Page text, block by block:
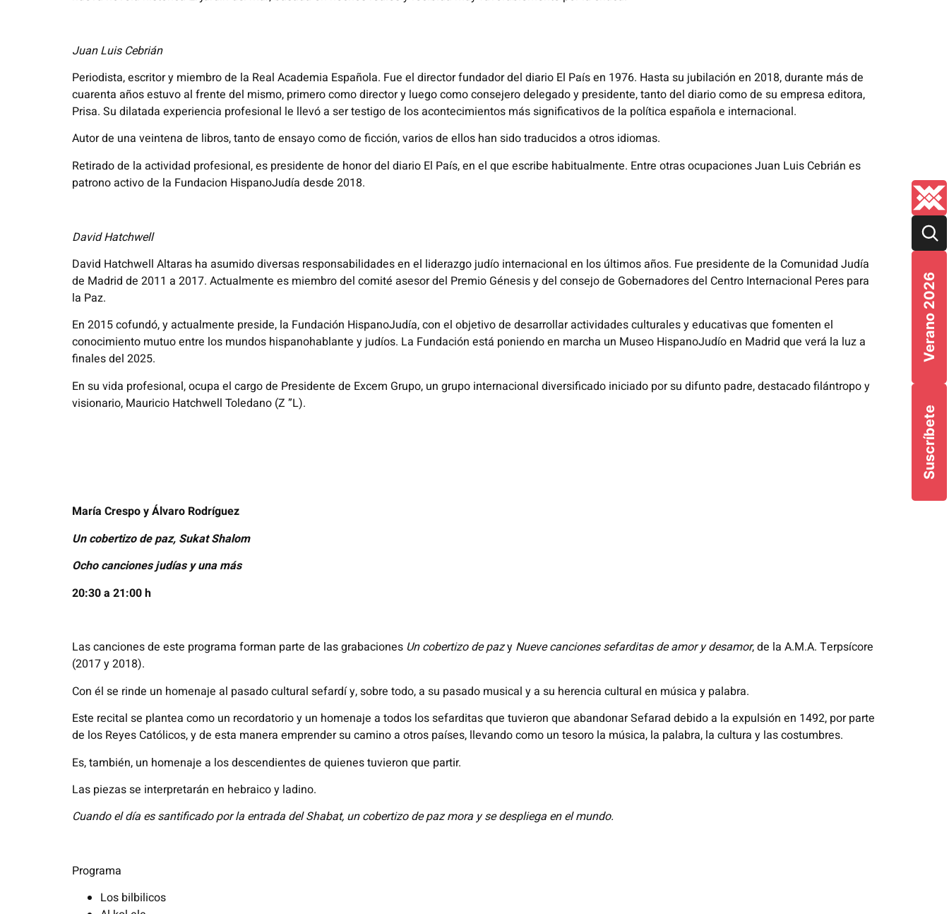
Suscríbete
Verano 2026
Juan Luis Cebrián
Periodista, escritor y miembro de la Real Academia Española. Fue el director fundador del diario El País en 1976. Hasta su jubilación en 2018, durante más de
cuarenta años estuvo al frente del mismo, primero como director y luego como consejero delegado y presidente, tanto del diario como de su empresa editora,
Prisa. Su dilatada experiencia profesional le llevó a ser testigo de los acontecimientos más significativos de la política española e internacional.
Autor de una veintena de libros, tanto de ensayo como de ficción, varios de ellos han sido traducidos a otros idiomas.
Retirado de la actividad profesional, es presidente de honor del diario El País, en el que escribe habitualmente. Entre otras ocupaciones Juan Luis Cebrián es
patrono activo de la Fundacion HispanoJudía desde 2018.
David Hatchwell
David Hatchwell Altaras ha asumido diversas responsabilidades en el liderazgo judío internacional en los últimos años. Fue presidente de la Comunidad Judía
de Madrid de 2011 a 2017. Actualmente es miembro del comité asesor del Premio Génesis y del consejo de Gobernadores del Centro Internacional Peres para
la Paz.
En 2015 cofundó, y actualmente preside, la Fundación HispanoJudía, con el objetivo de desarrollar actividades culturales y educativas que fomenten el
conocimiento mutuo entre los mundos hispanohablante y judíos. La Fundación está poniendo en marcha un Museo HispanoJudío en Madrid que verá la luz a
finales del 2025.
En su vida profesional, ocupa el cargo de Presidente de Excem Grupo, un grupo internacional diversificado iniciado por su difunto padre, destacado filántropo y
visionario, Mauricio Hatchwell Toledano (Z ”L).
María Crespo y Álvaro Rodríguez
Un cobertizo de paz, Sukat Shalom
Ocho canciones judías y una más
20:30 a 21:00 h
Las canciones de este programa forman parte de las grabaciones Un cobertizo de pazy Nueve canciones sefarditas de amor y desamor, de la A.M.A. Terpsícore
(2017 y 2018).
Con él se rinde un homenaje al pasado cultural sefardí y, sobre todo, a su pasado musical y a su herencia cultural en música y palabra.
Este recital se plantea como un recordatorio y un homenaje a todos los sefarditas que tuvieron que abandonar Sefarad debido a la expulsión en 1492, por parte
de los Reyes Católicos, y de esta manera emprender su camino a otros países, llevando como un tesoro la música, la palabra, la cultura y las costumbres.
Es, también, un homenaje a los descendientes de quienes tuvieron que partir.
Las piezas se interpretarán en hebraico y ladino.
Cuando el día es santificado por la entrada del Shabat, un cobertizo de paz mora y se despliega en el mundo.
Programa
Los bilbilicos